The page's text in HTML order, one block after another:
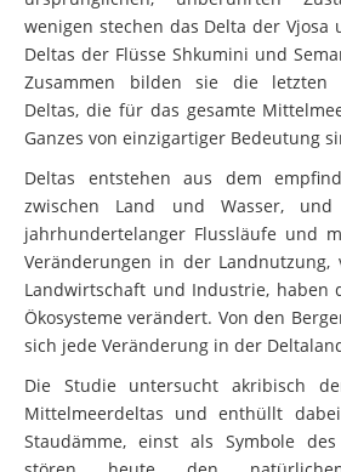
wenigen stechen das Delta der Vjosa
Deltas der Flüsse Shkumini und
Zusammen bilden sie die letzten
Deltas, die für das gesamte
Ganzes von einzigartiger Bedeutung
Deltas entstehen aus dem
zwischen Land und Wasser,
jahrhundertelanger Flussläufe und
Veränderungen in der Landnutzung,
Landwirtschaft und Industrie, haben
Ökosysteme verändert. Von den
sich jede Veränderung in der
Die Studie untersucht akribisch
Mittelmeerdeltas und enthüllt
Staudämme, einst als Symbole